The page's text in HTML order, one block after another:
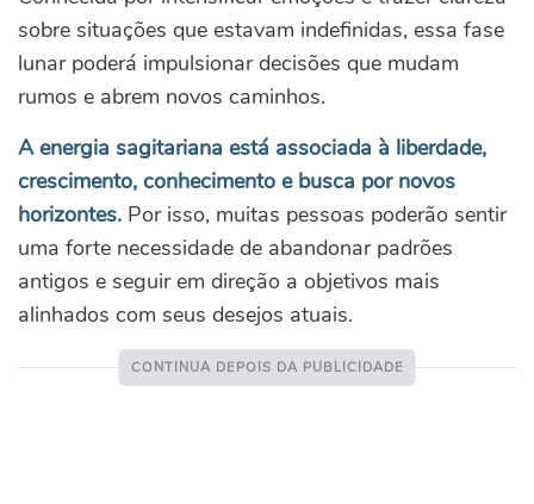
sobre situações que estavam indefinidas, essa fase
lunar poderá impulsionar decisões que mudam
rumos e abrem novos caminhos.
A energia sagitariana está associada à liberdade,
crescimento, conhecimento e busca por novos
horizontes. Por isso, muitas pessoas poderão sentir
uma forte necessidade de abandonar padrões
antigos e seguir em direção a objetivos mais
alinhados com seus desejos atuais.